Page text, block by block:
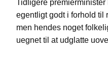
Tidligere premierminister
egentligt godt i forhold
men hendes noget
uegnet til at udglatte